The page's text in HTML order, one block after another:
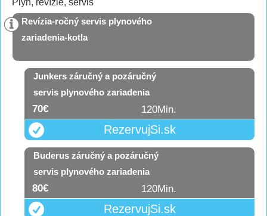
Revízia-ročný servis plynového
zariadenia-kotla
Junkers záručný a pozáručný
servis plynového zariadenia
70€ 120Min.
RezervujSi.sk
Buderus záručný a pozáručný
servis plynového zariadenia
80€ 120Min.
RezervujSi.sk